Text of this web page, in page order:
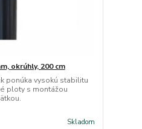
okrúhly, 200 cm
ponúka vysokú stabilitu
ploty s montážou
Skladom